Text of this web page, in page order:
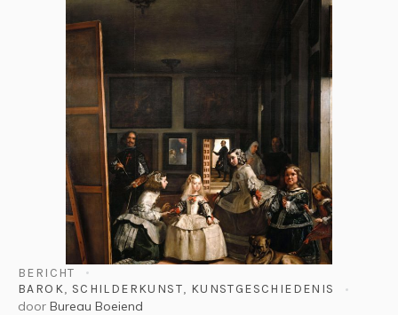
BERICHT
BAROK, SCHILDERKUNST, KUNSTGESCHIEDENIS
door Bureau Boeiend